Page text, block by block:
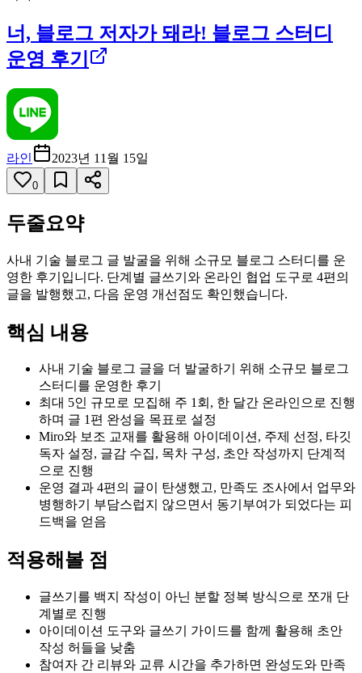
너, 블로그 저자가 돼라! 블로그 스터디
운영 후기
라인 2023년 11월 15일
0
두줄요약
사내 기술 블로그 글 발굴을 위해 소규모 블로그 스터디를 운
영한 후기입니다. 단계별 글쓰기와 온라인 협업 도구로 4편의
글을 발행했고, 다음 운영 개선점도 확인했습니다.
핵심 내용
사내 기술 블로그 글을 더 발굴하기 위해 소규모 블로그
스터디를 운영한 후기
최대 5인 규모로 모집해 주 1회, 한 달간 온라인으로 진행
하며 글 1편 완성을 목표로 설정
Miro와 보조 교재를 활용해 아이데이션, 주제 선정, 타깃
독자 설정, 글감 수집, 목차 구성, 초안 작성까지 단계적
으로 진행
운영 결과 4편의 글이 탄생했고, 만족도 조사에서 업무와
병행하기 부담스럽지 않으면서 동기부여가 되었다는 피
드백을 얻음
적용해볼 점
글쓰기를 백지 작성이 아닌 분할 정복 방식으로 쪼개 단
계별로 진행
아이데이션 도구와 글쓰기 가이드를 함께 활용해 초안
작성 허들을 낮춤
참여자 간 리뷰와 교류 시간을 추가하면 완성도와 만족